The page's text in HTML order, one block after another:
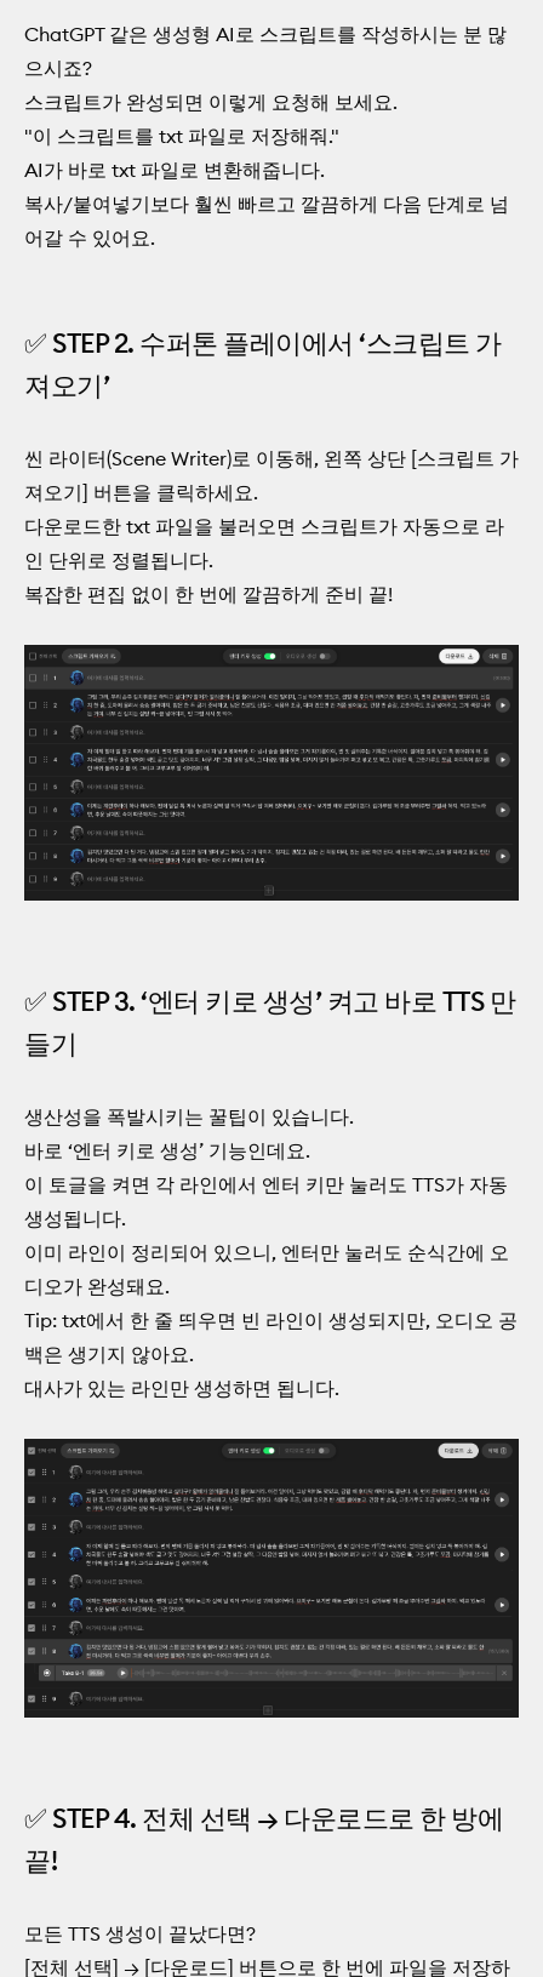
ChatGPT 같은 생성형 AI로 스크립트를 작성하시는 분 많
으시죠?
스크립트가 완성되면 이렇게 요청해 보세요.
"이 스크립트를 txt 파일로 저장해줘."
AI가 바로 txt 파일로 변환해줍니다.
복사/붙여넣기보다 훨씬 빠르고 깔끔하게 다음 단계로 넘
어갈 수 있어요.
✅ STEP 2. 수퍼톤 플레이에서 ‘스크립트 가
져오기’
씬 라이터(Scene Writer)로 이동해, 왼쪽 상단 [스크립트 가
져오기] 버튼을 클릭하세요.
다운로드한 txt 파일을 불러오면 스크립트가 자동으로 라
인 단위로 정렬됩니다.
복잡한 편집 없이 한 번에 깔끔하게 준비 끝!
✅ STEP 3. ‘엔터 키로 생성’ 켜고 바로 TTS 만
들기
생산성을 폭발시키는 꿀팁이 있습니다.
바로 ‘엔터 키로 생성’ 기능인데요.
이 토글을 켜면 각 라인에서 엔터 키만 눌러도 TTS가 자동
생성됩니다.
이미 라인이 정리되어 있으니, 엔터만 눌러도 순식간에 오
디오가 완성돼요.
Tip: txt에서 한 줄 띄우면 빈 라인이 생성되지만, 오디오 공
백은 생기지 않아요.
대사가 있는 라인만 생성하면 됩니다.
✅ STEP 4. 전체 선택 → 다운로드로 한 방에
끝!
모든 TTS 생성이 끝났다면?
[전체 선택] → [다운로드] 버튼으로 한 번에 파일을 저장하